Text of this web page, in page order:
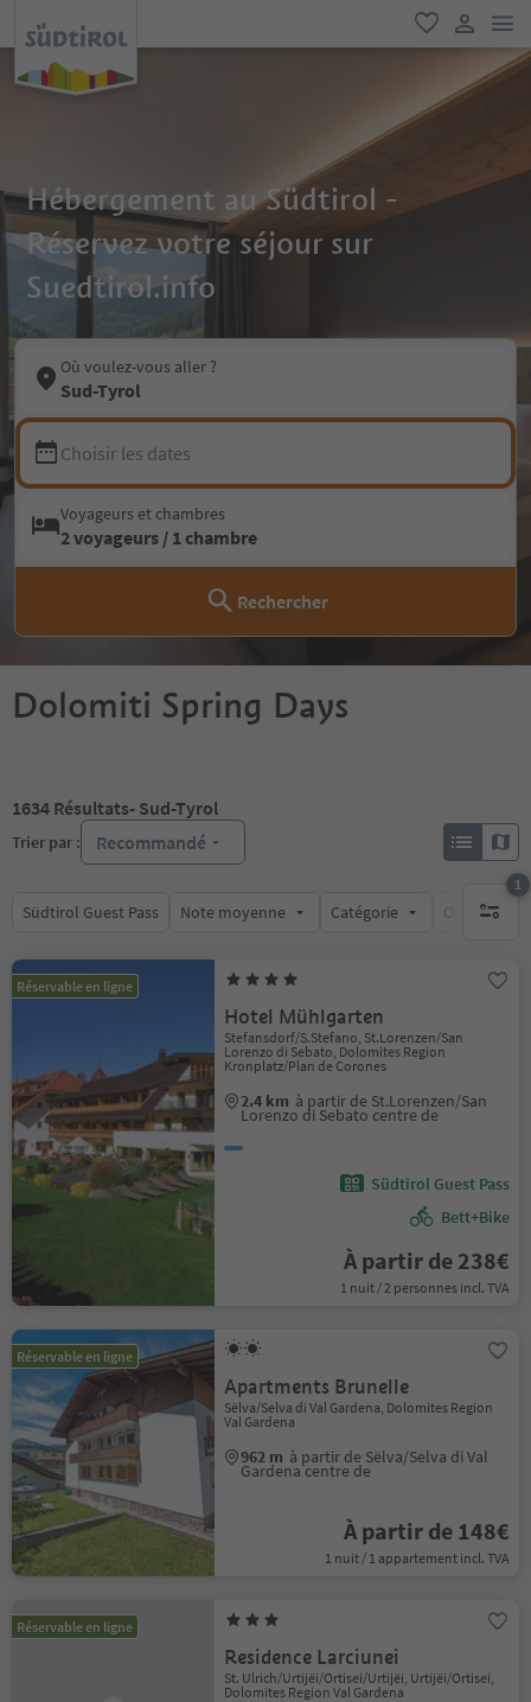
favori
lien
Hébergement au Südtirol -
Réservez votre séjour sur
Suedtirol.info
Où voulez-vous aller ?
Sud-Tyrol
Choisir les dates
Voyageurs et chambres
2 voyageurs / 1 chambre
Rechercher
Dolomiti Spring Days
1634 Résultats- Sud-Tyrol
Trier par : Recommandé
Südtirol Guest Pass Note moyenne Catégorie Options de
1
1 filtre
Réservable en ligne
Hotel Mühlgarten
Stefansdorf/S.Stefano, St.Lorenzen/San
Lorenzo di Sebato, Dolomites Region
Kronplatz/Plan de Corones
2.4 km à partir de St.Lorenzen/San
Lorenzo di Sebato centre de
Südtirol Guest Pass
Bett+Bike
À partir de 238€
1 nuit / 2 personnes incl. TVA
Réservable en ligne
Apartments Brunelle
Sëlva/Selva di Val Gardena, Dolomites Region
Val Gardena
962 m à partir de Sëlva/Selva di Val
Gardena centre de
À partir de 148€
1 nuit / 1 appartement incl. TVA
Réservable en ligne
Residence Larciunei
St. Ulrich/Urtijëi/Ortisei/Urtijëi, Urtijëi/Ortisei,
Dolomites Region Val Gardena